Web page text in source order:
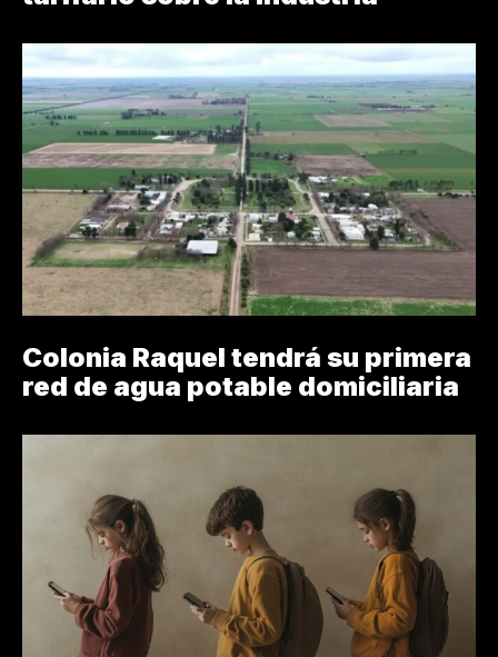
Colonia Raquel tendrá su primera
red de agua potable domiciliaria